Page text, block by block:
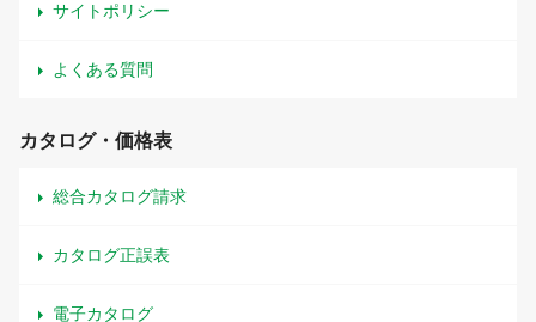
サイトポリシー
よくある質問
カタログ・価格表
総合カタログ請求
カタログ正誤表
電子カタログ